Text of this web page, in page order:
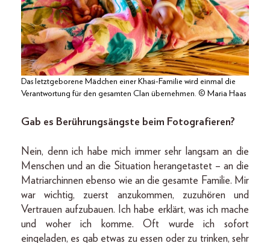
Das letztgeborene Mädchen einer Khasi-Familie wird einmal die
Verantwortung für den gesamten Clan übernehmen. © Maria Haas
Gab es Berührungsängste beim Fotografieren?
Nein, denn ich habe mich immer sehr langsam an die
Menschen und an die Situation herangetastet – an die
Matriarchinnen ebenso wie an die gesamte Familie. Mir
war wichtig, zuerst anzukommen, zuzuhören und
Vertrauen aufzubauen. Ich habe erklärt, was ich mache
und woher ich komme. Oft wurde ich sofort
eingeladen, es gab etwas zu essen oder zu trinken, sehr